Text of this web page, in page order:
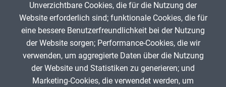
Gib die Zeichen aus dem Bild oben ein,
beachte Groß- und Kleinschreibung.
Um Spam zu verhindern, gib bitte die Zeichenfolge aus dem Bild
oben ein.
Unverzichtbare Cookies, die für die Nutzung der
Website erforderlich sind; funktionale Cookies, die für
eine bessere Benutzerfreundlichkeit bei der Nutzung
der Website sorgen; Performance-Cookies, die wir
verwenden, um aggregierte Daten über die Nutzung
der Website und Statistiken zu generieren; und
Marketing-Cookies, die verwendet werden, um